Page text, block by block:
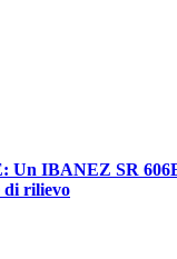
Un IBANEZ SR
di rilievo